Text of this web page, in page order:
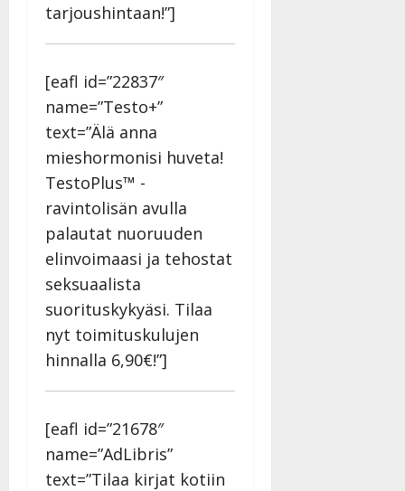
tarjoushintaan!”]
[eafl id=”22837″
name=”Testo+”
text=”Älä anna
mieshormonisi huveta!
TestoPlus™ -
ravintolisän avulla
palautat nuoruuden
elinvoimaasi ja tehostat
seksuaalista
suorituskykyäsi. Tilaa
nyt toimituskulujen
hinnalla 6,90€!”]
[eafl id=”21678″
name=”AdLibris”
text=”Tilaa kirjat kotiin